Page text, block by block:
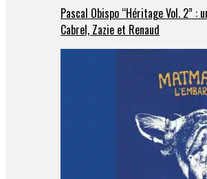
Pascal Obispo “Héritage Vol. 2” :
Cabrel, Zazie et Renaud